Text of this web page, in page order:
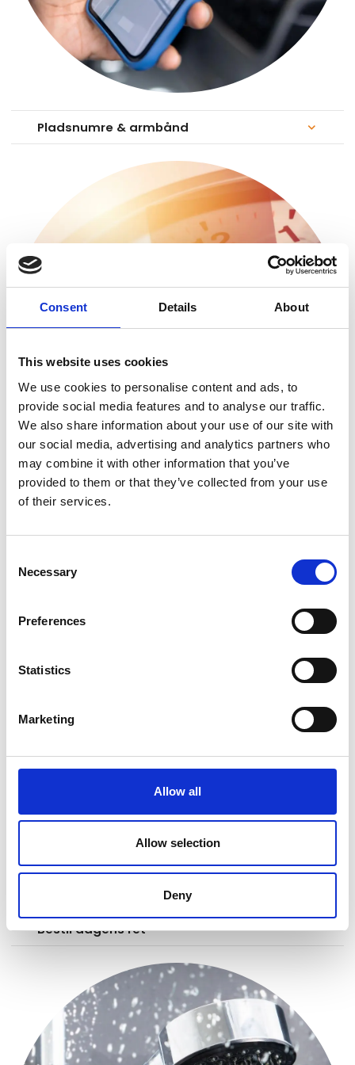
Consent Details About
This website uses cookies
We use cookies to personalise content and ads, to
provide social media features and to analyse our traffic.
We also share information about your use of our site with
our social media, advertising and analytics partners who
may combine it with other information that you’ve
provided to them or that they’ve collected from your use
of their services.
Selection
Necessary
Preferences
Statistics
Marketing
Allow all
Allow selection
Deny
Pladsnumre & armbånd keyboard_arrow_down
Bestil dagens ret keyboard_arrow_down